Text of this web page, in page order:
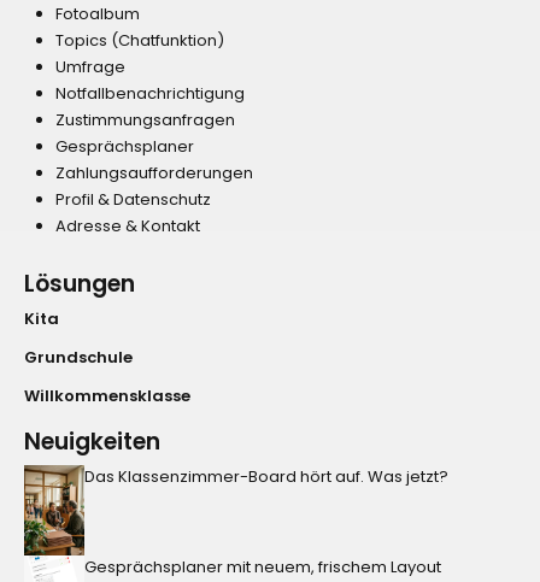
Fotoalbum
Topics (Chatfunktion)
Umfrage
Notfallbenachrichtigung
Zustimmungsanfragen
Gesprächsplaner
Zahlungsaufforderungen
Profil & Datenschutz
Adresse & Kontakt
Lösungen
Kita
Grundschule
Willkommensklasse
Neuigkeiten
Das Klassenzimmer-Board hört auf. Was jetzt?
Gesprächsplaner mit neuem, frischem Layout